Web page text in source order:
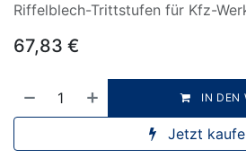
Riffelblech-Trittstufen für Kfz-
67,83 €
IN DEN
Jetzt